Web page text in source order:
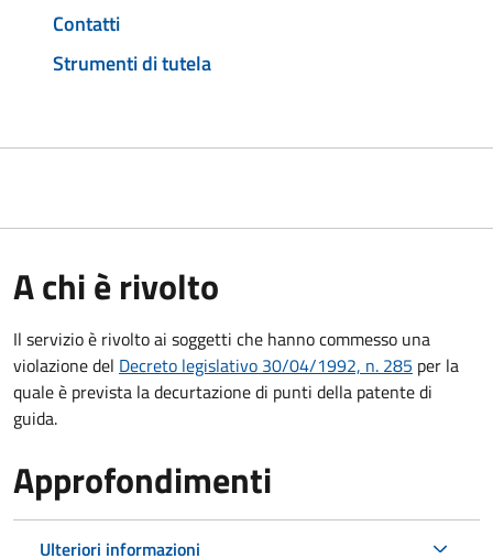
Contatti
Strumenti di tutela
A chi è rivolto
Il servizio è rivolto ai soggetti che hanno commesso una
violazione del Decreto legislativo 30/04/1992, n. 285 per la
quale è prevista la decurtazione di punti della patente di
guida.
Approfondimenti
Ulteriori informazioni